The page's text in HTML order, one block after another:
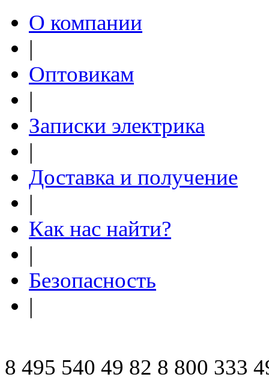
О компании
|
Оптовикам
|
Записки электрика
|
Доставка и получение
|
Как нас найти?
|
Безопасность
|
8 495 540 49 82 8 800 333